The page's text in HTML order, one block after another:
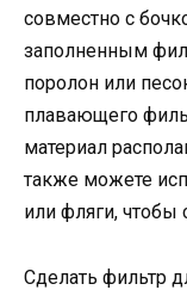
совместно с
заполненным
поролон или
плавающего
материал
также можете
или фляги, чтобы
Сделать фильтр